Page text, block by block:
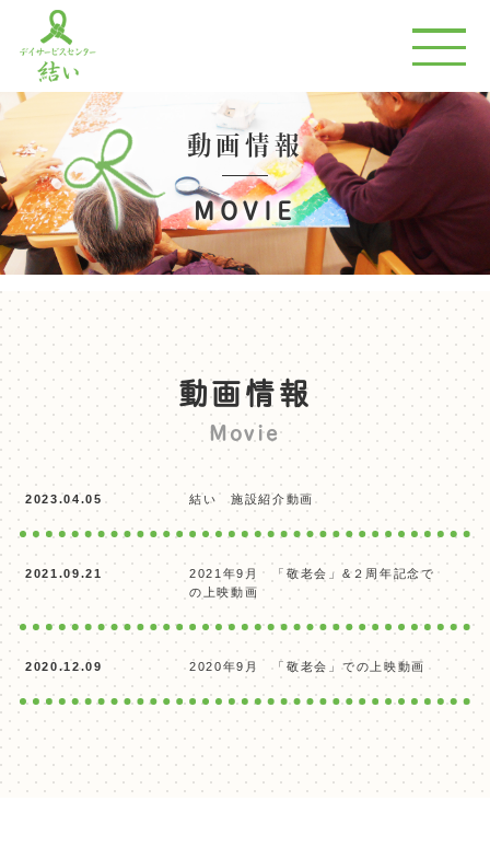
動画情報
MOVIE
動画情報
Movie
2023.04.05 結い 施設紹介動画
2021.09.21
2021年9月 「敬老会」&２周年記念で
の上映動画
2020.12.09 2020年9月 「敬老会」での上映動画